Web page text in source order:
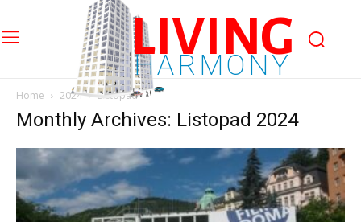
LIVING
HARMONY
Home 2024 Listopad
Monthly Archives: Listopad 2024